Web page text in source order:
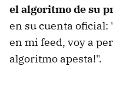
el algoritmo de su
en su cuenta oficial:
en mi feed, voy a
algoritmo apesta!".